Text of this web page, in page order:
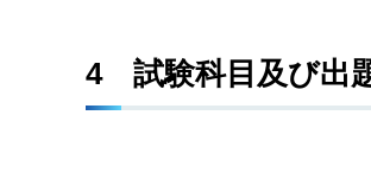
4 試験科目及び出